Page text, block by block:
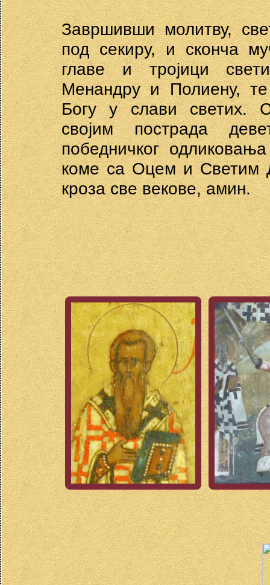
Завршивши молитву,
под секиру, и сконча
главе и тројици
Менандру и Полиену,
Богу у слави светих.
својим пострада
победничког
коме са Оцем и Светим
кроза све векове, амин.